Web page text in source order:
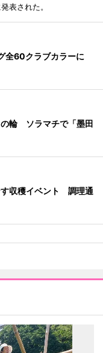
表された。
全60クラブカラーに
の輪 ソラマチで「墨田
収穫イベント 調理通